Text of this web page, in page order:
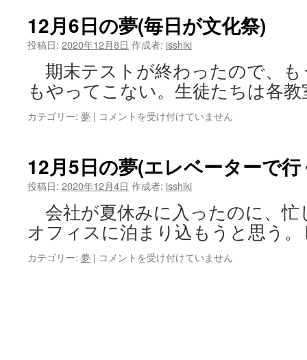
の
夢
ー
タ
ブ
ル
プ
ヤ
ー)
は
12月6日の夢(毎日が文化祭)
投稿日: 2020年12月8日 作成者: isshiki
期末テストが終わったので、も
もやってこない。生徒たちは各
カテゴリー: 夢 | 12
の
夢
日
が
文
化
祭)
コメントを受け付けていません
12月5日の夢(エレベーターで
投稿日: 2020年12月4日 作成者: isshiki
会社が夏休みに入ったのに、忙
オフィスに泊まり込もうと思う
カテゴリー: 夢 | 12
コメントを受け付けていません